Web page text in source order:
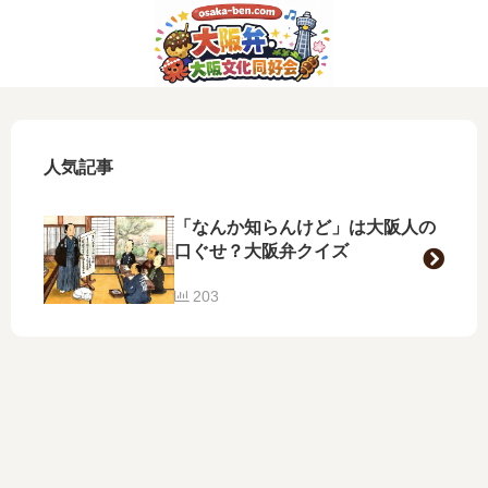
人気記事
「なんか知らんけど」は大阪人の
口ぐせ？大阪弁クイズ
203